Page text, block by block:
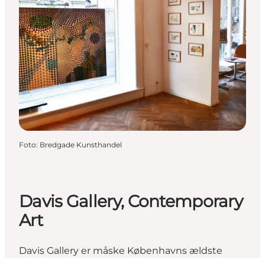
Foto: Bredgade Kunsthandel
Davis Gallery, Contemporary
Art
Davis Gallery er måske Københavns ældste